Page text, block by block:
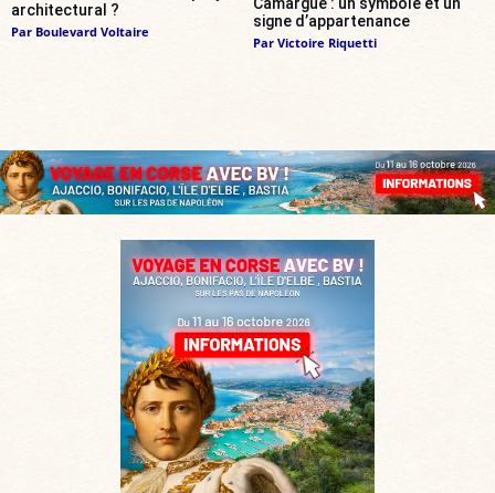
architectural ?
Par Boulevard Voltaire
signe d’appartenance
Par Victoire Riquetti